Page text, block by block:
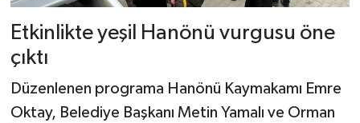
Etkinlikte yeşil Hanönü vurgusu öne
çıktı
Düzenlenen programa Hanönü Kaymakamı Emre
Oktay, Belediye Başkanı Metin Yamalı ve Orman